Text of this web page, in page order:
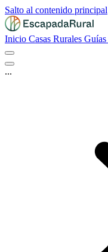
Salto al contenido principal
Inicio Casas Rurales Guías
...